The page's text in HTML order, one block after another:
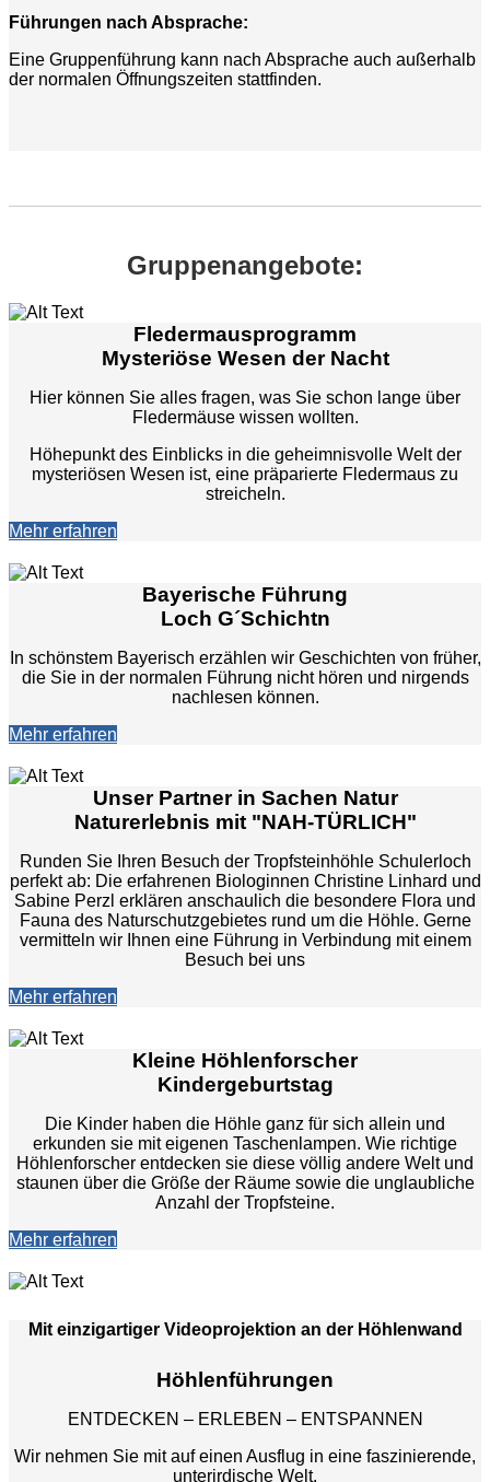
Führungen nach Absprache:
Eine Gruppenführung kann nach Absprache auch außerhalb
der normalen Öffnungszeiten stattfinden.
Gruppenangebote:
Fledermausprogramm
Mysteriöse Wesen der Nacht
Hier können Sie alles fragen, was Sie schon lange über
Fledermäuse wissen wollten.
Höhepunkt des Einblicks in die geheimnisvolle Welt der
mysteriösen Wesen ist, eine präparierte Fledermaus zu
streicheln.
Mehr erfahren
Bayerische Führung
Loch G´Schichtn
In schönstem Bayerisch erzählen wir Geschichten von früher,
die Sie in der normalen Führung nicht hören und nirgends
nachlesen können.
Mehr erfahren
Unser Partner in Sachen Natur
Naturerlebnis mit "NAH-TÜRLICH"
Runden Sie Ihren Besuch der Tropfsteinhöhle Schulerloch
perfekt ab: Die erfahrenen Biologinnen Christine Linhard und
Sabine Perzl erklären anschaulich die besondere Flora und
Fauna des Naturschutzgebietes rund um die Höhle. Gerne
vermitteln wir Ihnen eine Führung in Verbindung mit einem
Besuch bei uns
Mehr erfahren
Kleine Höhlenforscher
Kindergeburtstag
Die Kinder haben die Höhle ganz für sich allein und
erkunden sie mit eigenen Taschenlampen. Wie richtige
Höhlenforscher entdecken sie diese völlig andere Welt und
staunen über die Größe der Räume sowie die unglaubliche
Anzahl der Tropfsteine.
Mehr erfahren
Mit einzigartiger Videoprojektion an der Höhlenwand
Höhlenführungen
ENTDECKEN – ERLEBEN – ENTSPANNEN
Wir nehmen Sie mit auf einen Ausflug in eine faszinierende,
unterirdische Welt.